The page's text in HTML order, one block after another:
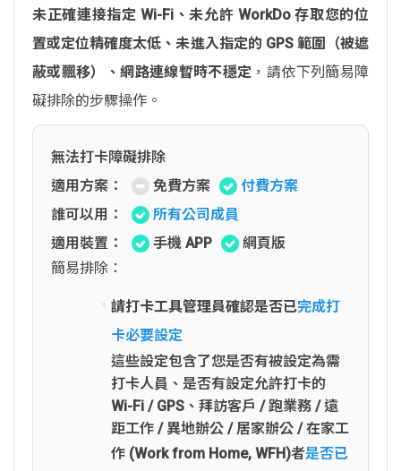
未正確連接指定 Wi-Fi、未允許 WorkDo 存取您的位
置或定位精確度太低、未進入指定的 GPS 範圍（被遮
蔽或飄移）、網路連線暫時不穩定 ，請依下列簡易障
礙排除的步驟操作。
無法打卡障礙排除
適用方案：
免費方案
付費方案
誰可以用：
所有公司成員
適用裝置：
手機 APP
網頁版
簡易排除：
請打卡工具管理員確認是否已完成打
卡必要設定
這些設定包含了您是否有被設定為需
打卡人員、是否有設定允許打卡的
Wi-Fi / GPS、拜訪客戶 / 跑業務 / 遠
距工作 / 異地辦公 / 居家辦公 / 在家工
作 (Work from Home, WFH)者是否已